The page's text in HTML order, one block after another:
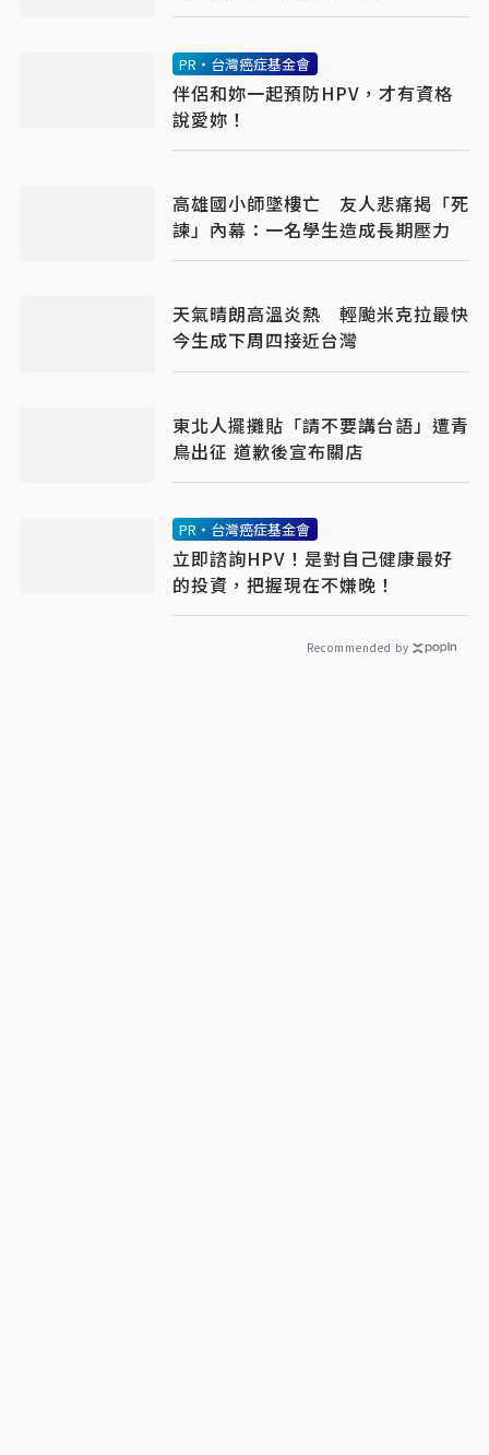
PR・台灣癌症基金會
伴侶和妳一起預防HPV，才有資格
說愛妳！
高雄國小師墜樓亡 友人悲痛揭「死
諫」內幕：一名學生造成長期壓力
天氣晴朗高溫炎熱 輕颱米克拉最快
今生成下周四接近台灣
東北人擺攤貼「請不要講台語」遭青
鳥出征 道歉後宣布關店
PR・台灣癌症基金會
立即諮詢HPV！是對自己健康最好
的投資，把握現在不嫌晚！
Recommended by